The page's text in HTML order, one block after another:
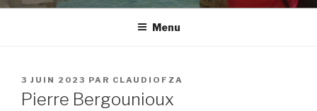
Menu
PUBLIÉ
LE
3 JUIN 2023 PAR CLAUDIOFZA
Pierre Bergounioux